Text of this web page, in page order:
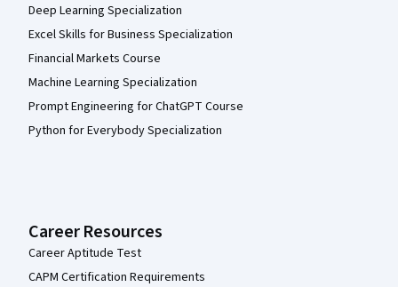
Deep Learning Specialization
Excel Skills for Business Specialization
Financial Markets Course
Machine Learning Specialization
Prompt Engineering for ChatGPT Course
Python for Everybody Specialization
Career Resources
Career Aptitude Test
CAPM Certification Requirements